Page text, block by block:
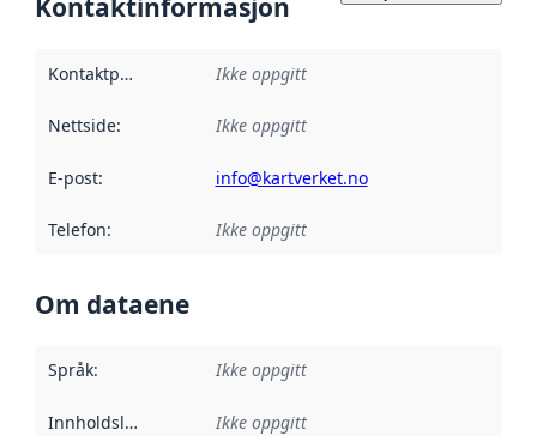
Kontaktinformasjon
Kontaktpunkt Ikke oppgitt
Nettside: Ikke oppgitt
E-post: info@kartverket.no
Telefon: Ikke oppgitt
Om dataene
Språk: Ikke oppgitt
Innholdsleverandører :
Ikke oppgitt